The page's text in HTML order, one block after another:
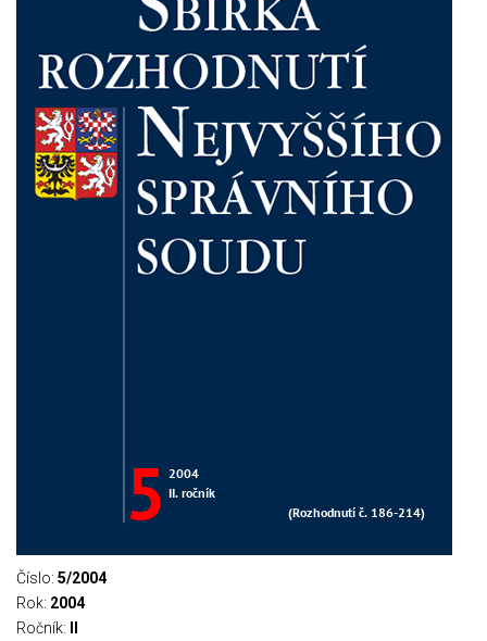
Číslo: 5/2004
Rok: 2004
Ročník: